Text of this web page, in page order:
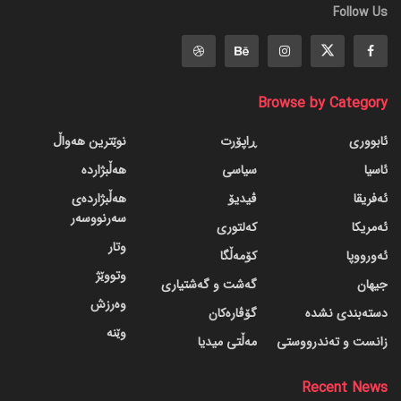
Follow Us
Browse by Category
ئابووری
ئاسیا
ئەفریقا
ئەمریکا
ئەورووپا
جیهان
دسته‌بندی نشده
زانست و تەندرووستی
ڕاپۆرت
سیاسی
ڤیدیۆ
کەلتوری
کۆمەڵگا
گه‌شت و گه‌شتیاری
گۆڤاره‌کان
مەڵتی میدیا
نوێترین هەواڵ
هەڵبژاردە
هەڵبژاردەی
سەرنووسەر
وتار
وتووێژ
وەرزش
وێنە
Recent News